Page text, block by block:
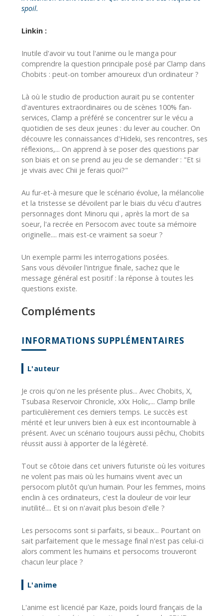
spoil.
Linkin :
Inutile d'avoir vu tout l'anime ou le manga pour
comprendre la question principale posé par Clamp dans
Chobits : peut-on tomber amoureux d'un ordinateur ?
Là où le studio de production aurait pu se contenter
d'aventures extraordinaires ou de scènes 100% fan-
services, Clamp a préféré se concentrer sur le vécu a
quotidien de ses deux jeunes : du lever au coucher. On
découvre les connaissances d'Hideki, ses rencontres, ses
réflexions,... On apprend à se poser des questions par
son biais et on se prend au jeu de se demander : "Et si
je vivais avec Chii je ferais quoi?"
Au fur-et-à mesure que le scénario évolue, la mélancolie
et la tristesse se dévoilent par le biais du vécu d'autres
personnages dont Minoru qui , après la mort de sa
soeur, l'a recrée en Persocom avec toute sa mémoire
originelle.... mais est-ce vraiment sa soeur ?
Un exemple parmi les interrogations posées.
Sans vous dévoiler l'intrigue finale, sachez que le
message général est positif : la réponse à toutes les
questions existe.
Compléments
INFORMATIONS SUPPLÉMENTAIRES
L'auteur
Je crois qu'on ne les présente plus... Avec Chobits, X,
Tsubasa Reservoir Chronicle, xXx Holic,... Clamp brille
particulièrement ces derniers temps. Le succès est
mérité et leur univers bien à eux est incontournable à
présent. Avec un scénario toujours aussi pêchu, Chobits
réussit aussi à apporter de la légèreté.
Tout se côtoie dans cet univers futuriste où les voitures
ne volent pas mais où les humains vivent avec un
persocom plutôt qu'un humain. Pour les femmes, moins
enclin à ces ordinateurs, c'est la douleur de voir leur
inutilité.... Et si on n'avait plus besoin d'elle ?
Les persocoms sont si parfaits, si beaux... Pourtant on
sait parfaitement que le message final n'est pas celui-ci
alors comment les humains et persocoms trouveront
chacun leur place ?
L'anime
L'anime est licencié par Kaze, poids lourd français de la